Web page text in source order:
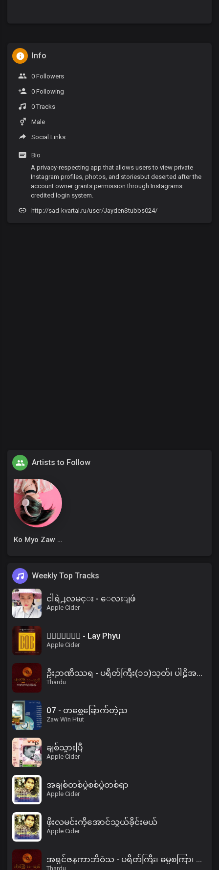
Info
0 Followers
0 Following
0 Tracks
Male
Social Links
Bio
A privacy-respecting app that allows users to view private
Instagram profiles, photos, and storiesbut deserted after the
account owner grants permission through Instagrams
credited login system.
http://sad-kvartal.ru/user/JaydenStubbs024/
Artists to Follow
Ko Myo Zaw Win
Weekly Top Tracks
ငါရဲ႕လမင္း - ေလးျဖဴ
Apple Cider
၀ိေရာဓိ - Lay Phyu
Apple Cider
ဦးဉာဏိဿရ - ပရိတ်ကြီး(၁၁)သုတ်၊ ပါဠိအနက် (၂)
Thardu
07 - တစ္ဆေခြောက်တဲ့ည
Zaw Win Htut
ချစ်သွားပြီ
Apple Cider
အချစ်တစ်ပွဲစစ်ပွဲတစ်ရာ
Apple Cider
ဖိုးလမင်းကိုအောင်သွယ်ခိုင်းမယ်
Apple Cider
အရှင်ဇနကာဘိဝံသ - ပရိတ်ကြီး၊ ဓမ္မစကြာ၊ အနတ္တလက္ခဏသုတ်
Thardu